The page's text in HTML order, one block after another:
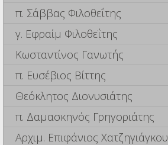
π. Σάββας Φιλοθεΐτης
γ. Εφραίμ Φιλοθεΐτης
Κωσταντίνος Γανωτής
π. Ευσέβιος Βίττης
Θεόκλητος Διονυσιάτης
π. Δαμασκηνός Γρηγοριάτης
Αρχιμ. Επιφάνιος Χατζηγιάγκου